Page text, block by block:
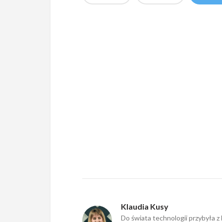
Klaudia Kusy
Do świata technologii przybyła z